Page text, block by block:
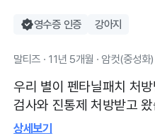
영수증 인증 강아지
말티즈 · 11년 5개월 · 암컷(중성화)
우리 별이 펜타닐패치 처
검사와 진통제 처방받고
수혈이후 빈혈수치는 2주
상세보기